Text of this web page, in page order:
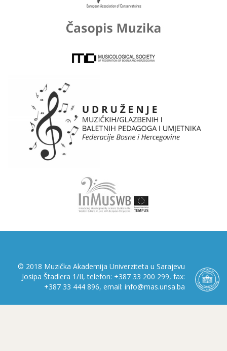
© 2018 Muzička Akademija Univerziteta u Sarajevu
Josipa Štadlera 1/II, telefon: +387 33 200 299, fax:
+387 33 444 896, email: info@mas.unsa.ba